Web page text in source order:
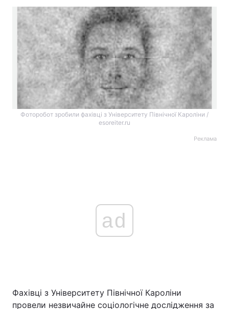
Фоторобот зробили фахівці з Університету Північної Кароліни /
esoreiter.ru
Реклама
ad
Фахівці з Університету Північної Кароліни
провели незвичайне соціологічне дослідження за